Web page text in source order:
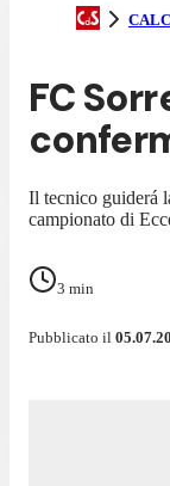
FC
Il tecnico guiderá
campionato di
3 min
Pubblicato il